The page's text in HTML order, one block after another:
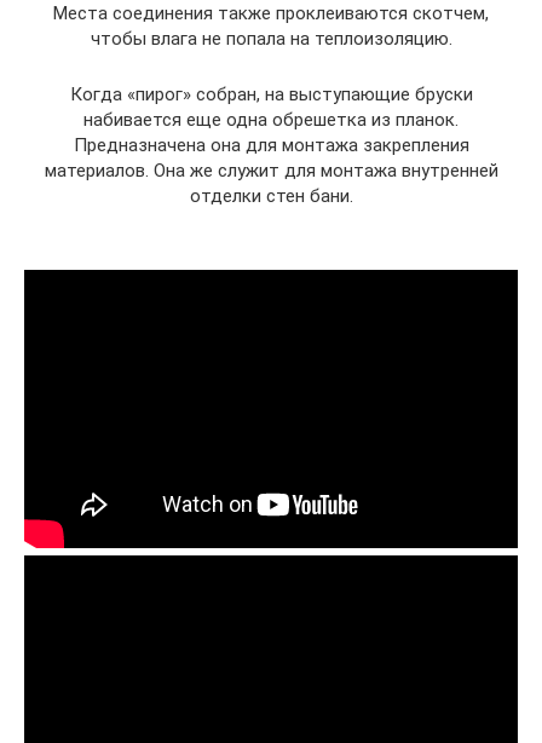
Места соединения также проклеиваются скотчем,
чтобы влага не попала на теплоизоляцию.
Когда «пирог» собран, на выступающие бруски
набивается еще одна обрешетка из планок.
Предназначена она для монтажа закрепления
материалов. Она же служит для монтажа внутренней
отделки стен бани.